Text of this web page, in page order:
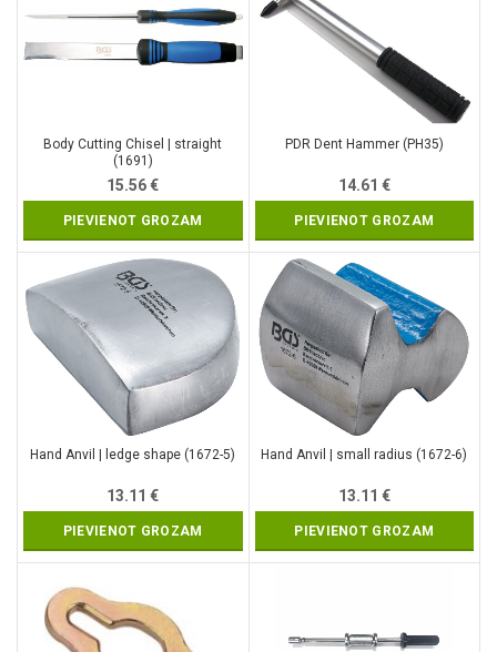
Body Cutting Chisel | straight
(1691)
15.56€
PIEVIENOT GROZAM
PDR Dent Hammer (PH35)
14.61 €
PIEVIENOT GROZAM
Hand Anvil | ledge shape (1672-5)
13.11€
PIEVIENOT GROZAM
Hand Anvil | small radius (1672-6)
13.11 €
PIEVIENOT GROZAM